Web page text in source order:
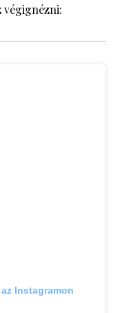
Instagramon